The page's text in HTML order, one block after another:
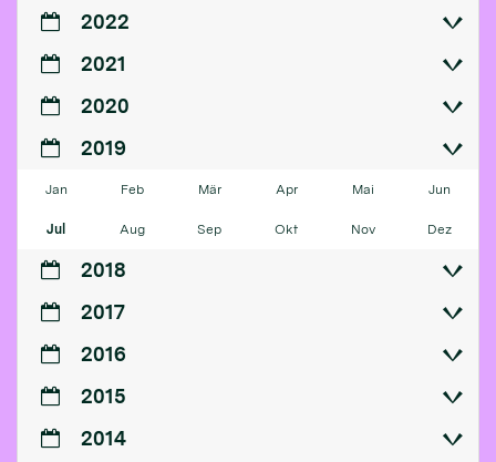
2022
2021
2020
2019
Jan Feb Mär Apr Mai Jun
Jul Aug Sep Okt Nov Dez
2018
2017
2016
2015
2014